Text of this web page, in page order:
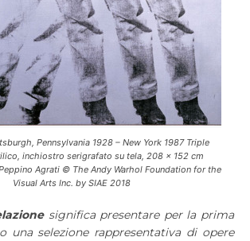
Pennsylvania 1928 – New York 1987 Triple
inchiostro serigrafato su tela, 208 x 152 cm
Agrati © The Andy Warhol Foundation for the
Visual Arts Inc. by SIAE 2018
significa presentare per la prima
una selezione rappresentativa di opere